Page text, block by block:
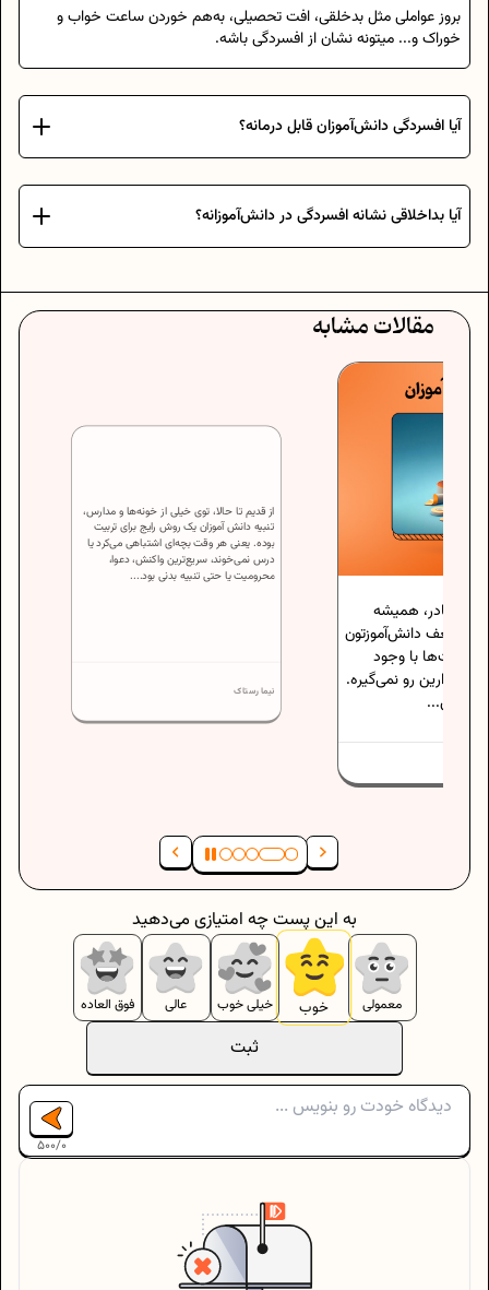
بروز عواملی مثل بدخلقی، افت تحصیلی، به‌هم خوردن ساعت خواب و
خوراک و... میتونه نشان از افسردگی باشه.
آیا افسردگی دانش‌آموزان قابل درمانه؟
آیا بداخلاقی نشانه افسردگی در دانش‌آموزانه؟
مقالات مشابه
همیشه
وجود
رو نمی‌گیره.
ثبت
معمولی خوب خیلی خوب عالی فوق العاده
به این پست چه امتیازی می‌دهید
500/0